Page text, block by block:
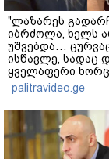
"ლაზარეს
იბრძოლა, ხელს
უშვებდა…
ისწავლე, სადაც
ყველაფერი
ცხოვრებიდან" –
ხობში დაღუპული
შვილის
palitravideo.ge